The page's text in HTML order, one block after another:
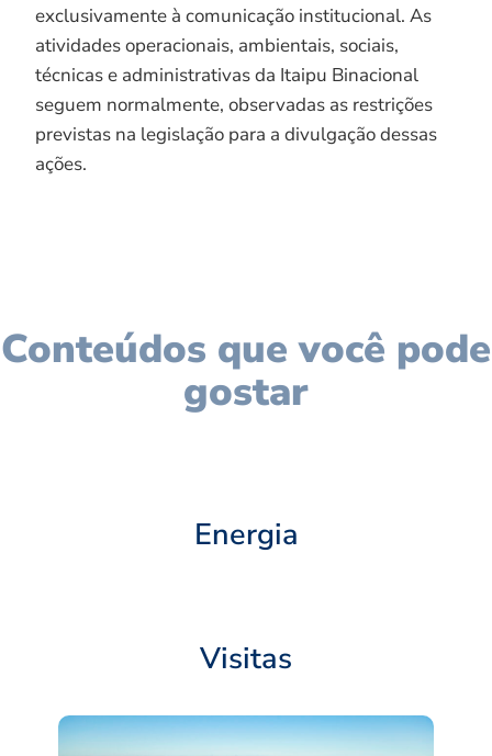
exclusivamente à comunicação institucional. As
atividades operacionais, ambientais, sociais,
técnicas e administrativas da Itaipu Binacional
seguem normalmente, observadas as restrições
previstas na legislação para a divulgação dessas
ações.
Conteúdos que você pode
gostar
Energia
Visitas